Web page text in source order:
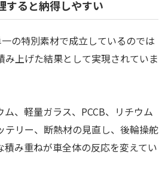
すると納得しやすい
の特別素材で成立しているのでは
み上げた結果として実現されていま
ム、軽量ガラス、PCCB、リチウム
テリー、断熱材の見直し、後輪操舵
積み重ねが車全体の反応を変えてい